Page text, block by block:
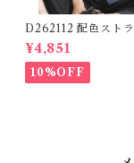
D262112 配色スト
ウス / Color Block
elaxed Blouse 【
¥4,851
10%OFF